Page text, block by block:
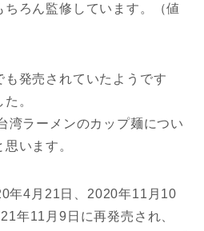
ろん監修しています。（値
も発売されていたようです
。
湾ラーメンのカップ麺につい
います。
年4月21日、2020年11月10
年11月9日に再発売され、